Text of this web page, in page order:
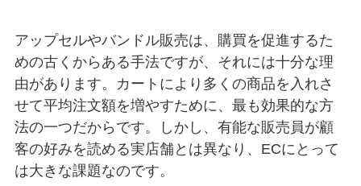
アップセルやバンドル販売は、購買を促進するた
めの古くからある手法ですが、それには十分な理
由があります。カートにより多くの商品を入れさ
せて平均注文額を増やすために、最も効果的な方
法の一つだからです。しかし、有能な販売員が顧
客の好みを読める実店舗とは異なり、ECにとって
は大きな課題なのです。